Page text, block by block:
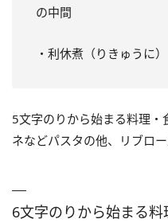
の中間
・利休煮（りきゅうに
5文字のりから始まる料理・
ネなどパスタの他、リブロー
6文字のりから始まる料